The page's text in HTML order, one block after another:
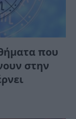
που
στην